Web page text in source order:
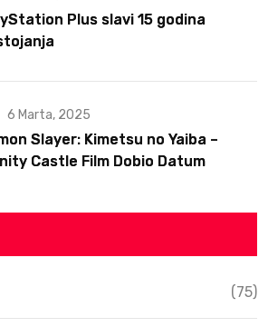
Plus slavi 15 godina
6 Marta, 2025
Slayer: Kimetsu no Yaiba –
Castle Film Dobio Datum
(75)